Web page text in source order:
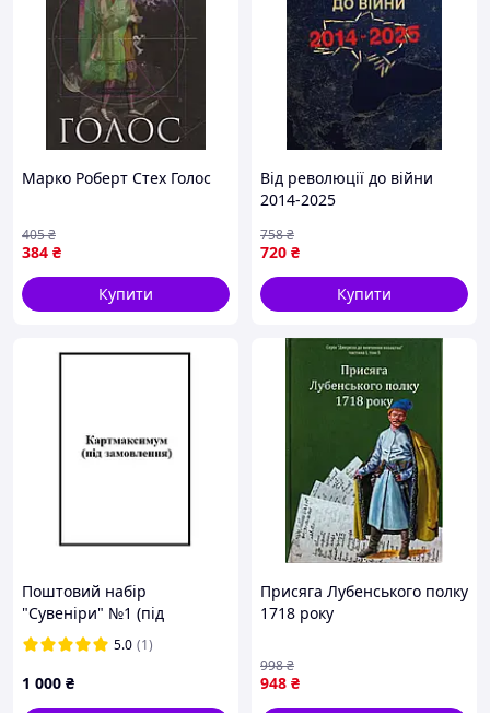
Марко Роберт Стех Голос
384 ₴
405₴
Купити
Від революції до війни
2014-2025
720 ₴
758₴
Купити
Поштовий набір
"Сувеніри" №1 (під
замовлення)5.0 (1)
1 000 ₴
Присяга Лубенського полку
1718 року
948 ₴
998₴